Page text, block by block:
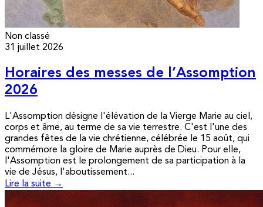
Non classé
31 juillet 2026
Horaires des messes de l’Assomption
2026
L'Assomption désigne l'élévation de la Vierge Marie au ciel,
corps et âme, au terme de sa vie terrestre. C'est l'une des
grandes fêtes de la vie chrétienne, célébrée le 15 août, qui
commémore la gloire de Marie auprès de Dieu. Pour elle,
l'Assomption est le prolongement de sa participation à la
vie de Jésus, l'aboutissement...
Lire la suite →